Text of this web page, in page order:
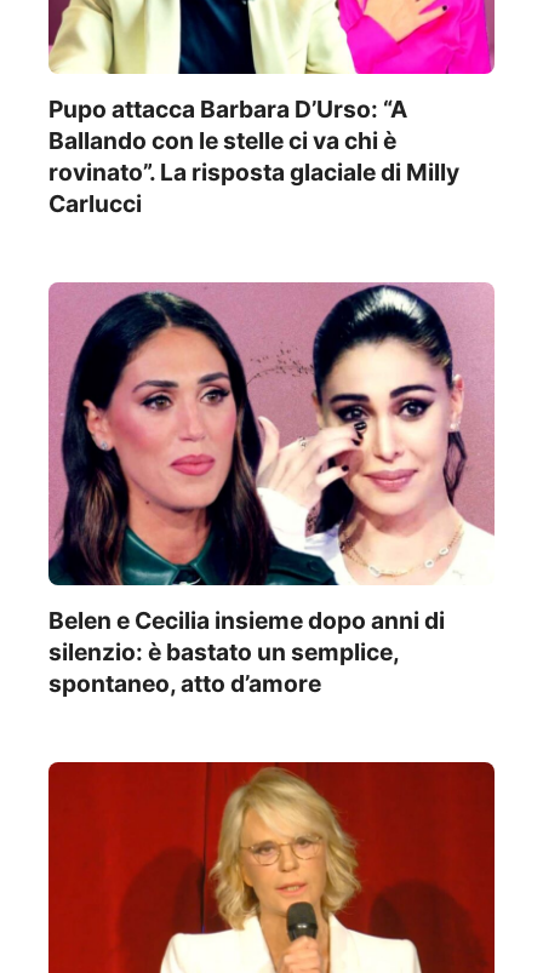
Pupo attacca Barbara D’Urso: “A
Ballando con le stelle ci va chi è
rovinato”. La risposta glaciale di Milly
Carlucci
Belen e Cecilia insieme dopo anni di
silenzio: è bastato un semplice,
spontaneo, atto d’amore